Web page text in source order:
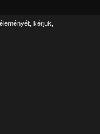
kérjük,